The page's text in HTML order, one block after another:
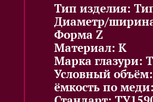
Тип изделия:
Диаметр/
Форма Z
Материал: K
Марка глазури:
Условный
ёмкость по